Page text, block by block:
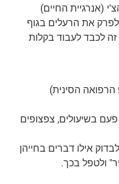
(אנרגיית החיים)
את הרעלים בגוף
זה לכבד לעבוד בקלות
הסינית)
בשיעולים, צפצופים
אילו דברים בחייהן
ולטפל בכך.